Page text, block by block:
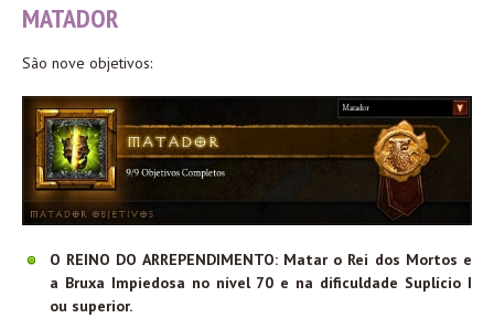
MATADOR
São nove objetivos:
O REINO DO ARREPENDIMENTO: Matar o Rei dos Mortos e
a Bruxa Impiedosa no nível 70 e na dificuldade Suplício I
ou superior.